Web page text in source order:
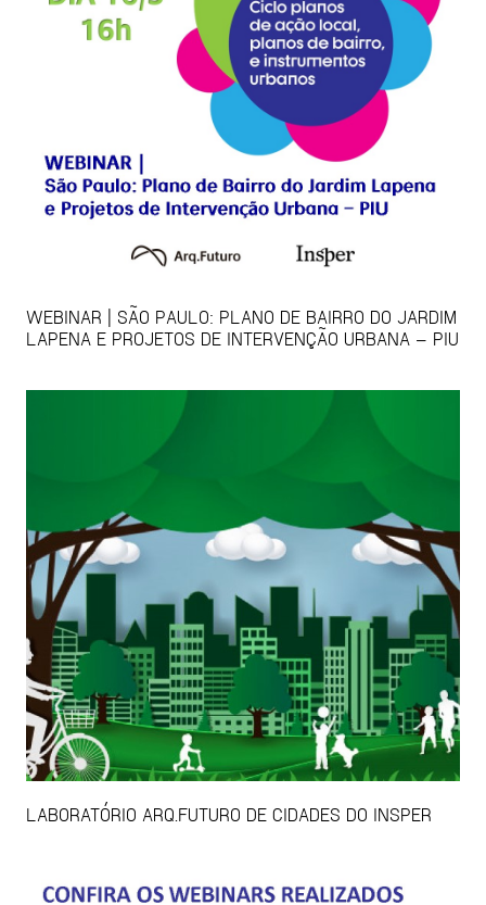
WEBINAR | SÃO PAULO: PLANO DE BAIRRO DO JARDIM
LAPENA E PROJETOS DE INTERVENÇÃO URBANA – PIU
LABORATÓRIO ARQ.FUTURO DE CIDADES DO INSPER